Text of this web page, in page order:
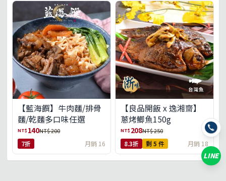
【藍海饌】牛肉麵/排骨
麵/乾麵多口味任選
NT$ 140NT$ 200
7折 月銷 16
【良品開飯 x 逸湘齋】
蔥烤鯽魚150g
NT$ 208NT$ 250
8.3折 剩 5 件 月銷 18
LINE